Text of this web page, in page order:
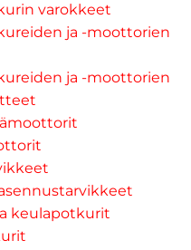
varokkeet
ja -moottorien
ja -moottorien
keulapotkurit